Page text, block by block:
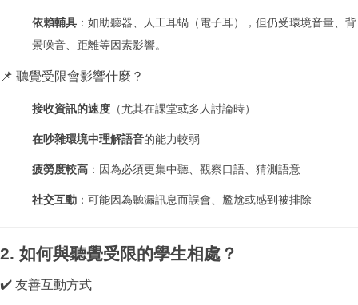
依賴輔具 ：如助聽器、人工耳蝸（電子耳），但仍受環境音量、背
景噪音、距離等因素影響。
📌 聽覺受限會影響什麼？
接收資訊的速度 （尤其在課堂或多人討論時）
在吵雜環境中理解語音的能力較弱
疲勞度較高 ：因為必須更集中聽、觀察口語、猜測語意
社交互動 ：可能因為聽漏訊息而誤會、尷尬或感到被排除
2. 如何與聽覺受限的學生相處？
✔️ 友善互動方式